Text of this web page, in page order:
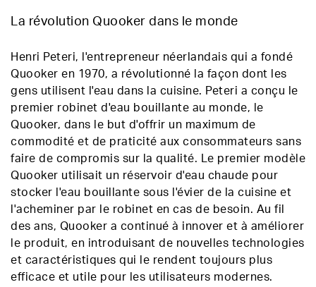
La révolution Quooker dans le monde
Henri Peteri, l'entrepreneur néerlandais qui a fondé
Quooker en 1970, a révolutionné la façon dont les
gens utilisent l'eau dans la cuisine. Peteri a conçu le
premier robinet d'eau bouillante au monde, le
Quooker, dans le but d'offrir un maximum de
commodité et de praticité aux consommateurs sans
faire de compromis sur la qualité. Le premier modèle
Quooker utilisait un réservoir d'eau chaude pour
stocker l'eau bouillante sous l'évier de la cuisine et
l'acheminer par le robinet en cas de besoin. Au fil
des ans, Quooker a continué à innover et à améliorer
le produit, en introduisant de nouvelles technologies
et caractéristiques qui le rendent toujours plus
efficace et utile pour les utilisateurs modernes.